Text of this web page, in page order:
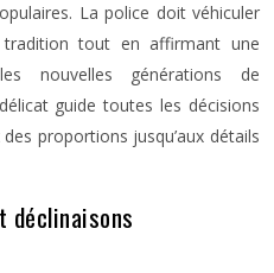
La police doit véhiculer
tout en affirmant une
nouvelles générations de
guide toutes les décisions
proportions jusqu’aux détails
déclinaisons